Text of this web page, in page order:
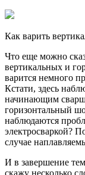
Как варить
Что еще можно
вертикальных и
варится немного
Кстати, здесь
начинающим
горизонтальный
наблюдаются
электросваркой?
случае
И в завершение
скажу несколько